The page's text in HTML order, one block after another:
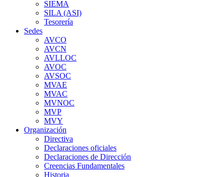
SIEMA
SILA (ASI)
Tesorería
Sedes
AVCO
AVCN
AVLLOC
AVOC
AVSOC
MVAE
MVAC
MVNOC
MVP
MVY
Organización
Directiva
Declaraciones oficiales
Declaraciones de Dirección
Creencias Fundamentales
Historia